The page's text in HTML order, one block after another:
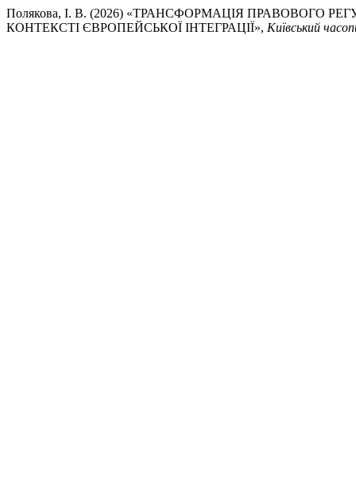
Полякова, І. В. (2026) «ТРАНСФОРМАЦІЯ ПРАВОВОГО
КОНТЕКСТІ ЄВРОПЕЙСЬКОЇ ІНТЕГРАЦІЇ», Київський